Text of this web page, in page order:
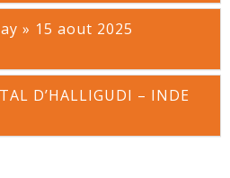
» 15 aout 2025
D’HALLIGUDI – INDE